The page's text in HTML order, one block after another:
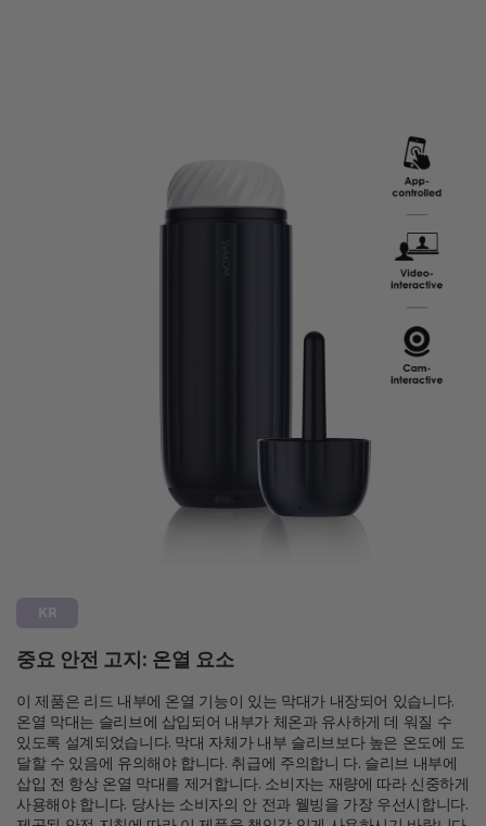
KR
중요 안전 고지: 온열 요소
이 제품은 리드 내부에 온열 기능이 있는 막대가 내장되어 있습니다.
온열 막대는 슬리브에 삽입되어 내부가 체온과 유사하게 데 워질 수
있도록 설계되었습니다. 막대 자체가 내부 슬리브보다 높은 온도에 도
달할 수 있음에 유의해야 합니다. 취급에 주의합니 다. 슬리브 내부에
삽입 전 항상 온열 막대를 제거합니다. 소비자는 재량에 따라 신중하게
사용해야 합니다. 당사는 소비자의 안 전과 웰빙을 가장 우선시합니다.